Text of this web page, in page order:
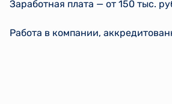
Заработная плата — от 150 тыс.
Работа в компании,